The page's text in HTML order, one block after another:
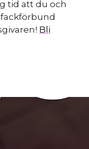
tid att du och
Bli